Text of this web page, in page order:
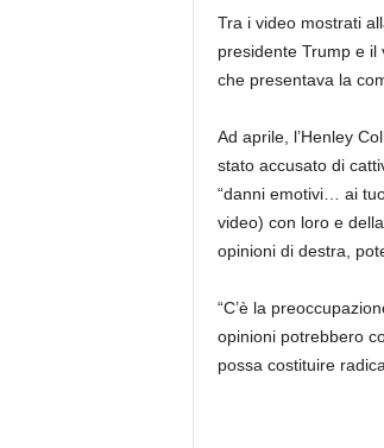
Tra i video mostrati
presidente Trump e il
che presentava la
Ad aprile, l’Henley
stato accusato di
“danni emotivi… ai
video) con loro e
opinioni di destra,
“C’è la
opinioni potrebbero
possa costituire